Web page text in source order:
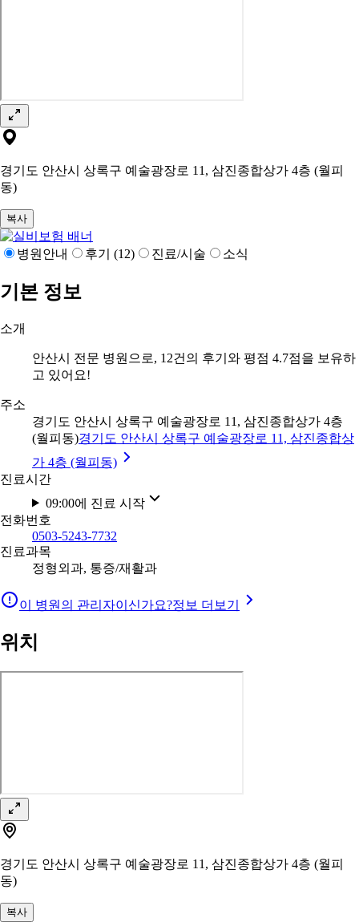
경기도 안산시 상록구 예술광장로 11, 삼진종합상가 4층 (월피
동)
복사
병원안내 후기 (12) 진료/시술 소식
기본 정보
소개
안산시 전문 병원으로, 12건의 후기와 평점 4.7점을 보유하
고 있어요!
주소
경기도 안산시 상록구 예술광장로 11, 삼진종합상가 4층
(월피동)경기도 안산시 상록구 예술광장로 11, 삼진종합상
가 4층 (월피동)
진료시간
09:00에 진료 시작
전화번호
0503-5243-7732
진료과목
정형외과, 통증/재활과
이 병원의 관리자이신가요?정보 더보기
위치
경기도 안산시 상록구 예술광장로 11, 삼진종합상가 4층 (월피
동)
복사